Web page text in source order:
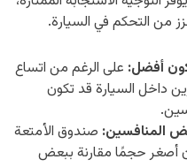
من التحكم في السيارة.
أفضل: على الرغم من اتساع
داخل السيارة قد تكون
المنافسين: صندوق الأمتعة
2024 قد يكون أصغر حجمًا مقارنة ببعض